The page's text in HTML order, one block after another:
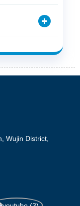
Wujin District,